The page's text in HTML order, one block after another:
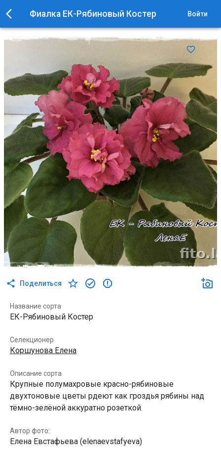
Фиалка ЕК-Рябиновый Костер Войти
Поделиться
Название сорта
ЕК-Рябиновый Костер
Селекционер
Коршунова Елена
Описание сорта
Крупные полумахровые красно-рябиновые
двухтоновые цветы рдеют как гроздья рябины над
тёмно-зелёной аккуратно розеткой.
Автор фото:
Елена Евстафьева (elenaevstafyeva)